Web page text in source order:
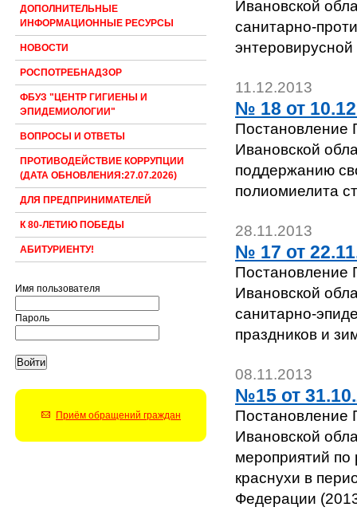
ДОПОЛНИТЕЛЬНЫЕ
ИНФОРМАЦИОННЫЕ РЕСУРСЫ
НОВОСТИ
РОСПОТРЕБНАДЗОР
ФБУЗ "ЦЕНТР ГИГИЕНЫ И
ЭПИДЕМИОЛОГИИ"
ВОПРОСЫ И ОТВЕТЫ
ПРОТИВОДЕЙСТВИЕ КОРРУПЦИИ
(ДАТА ОБНОВЛЕНИЯ:27.07.2026)
ДЛЯ ПРЕДПРИНИМАТЕЛЕЙ
К 80-ЛЕТИЮ ПОБЕДЫ
АБИТУРИЕНТУ!
Имя пользователя
Пароль
Приём обращений граждан
Ивановской
санитарно-
11.12.2013
№ 18 от
Постановление
Ивановской
поддержанию
полиомиелита
28.11.2013
№ 17 от
Постановление
Ивановской
санитарно-
праздников и
08.11.2013
№15 от
Постановление
Ивановской
мероприятий
краснухи в
Федерации